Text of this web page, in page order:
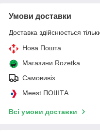
Умови доставки
Доставка здійснюється
Нова Пошта
Магазини Rozetka
Самовивіз
Meest ПОШТА
Всі умови доставки